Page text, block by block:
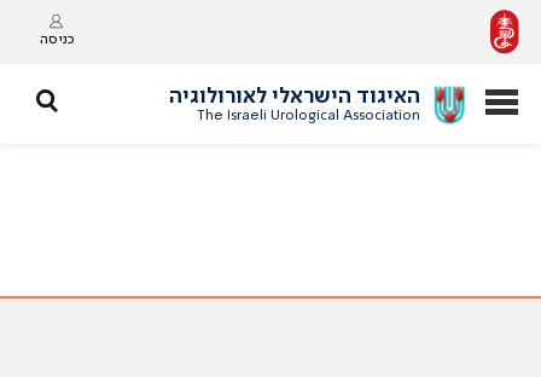
כניסה
האיגוד הישראלי לאורולוגיה
The Israeli Urological Association